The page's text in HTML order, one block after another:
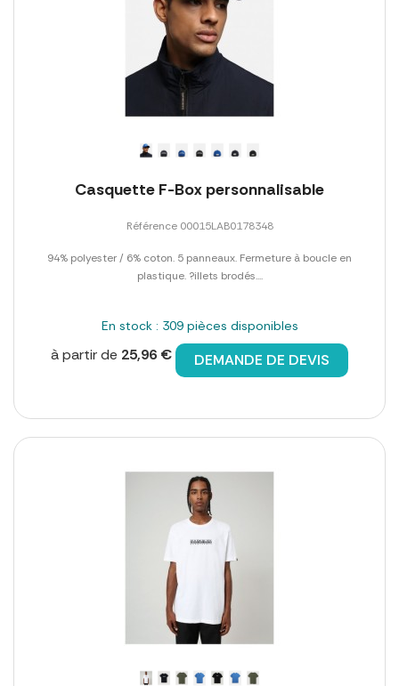
Casquette F-Box personnalisable
Référence 00015LAB0178348
94% polyester / 6% coton. 5 panneaux. Fermeture à boucle en
plastique. ?illets brodés....
En stock : 309 pièces disponibles
à partir de 25,96 € DEMANDE DE DEVIS